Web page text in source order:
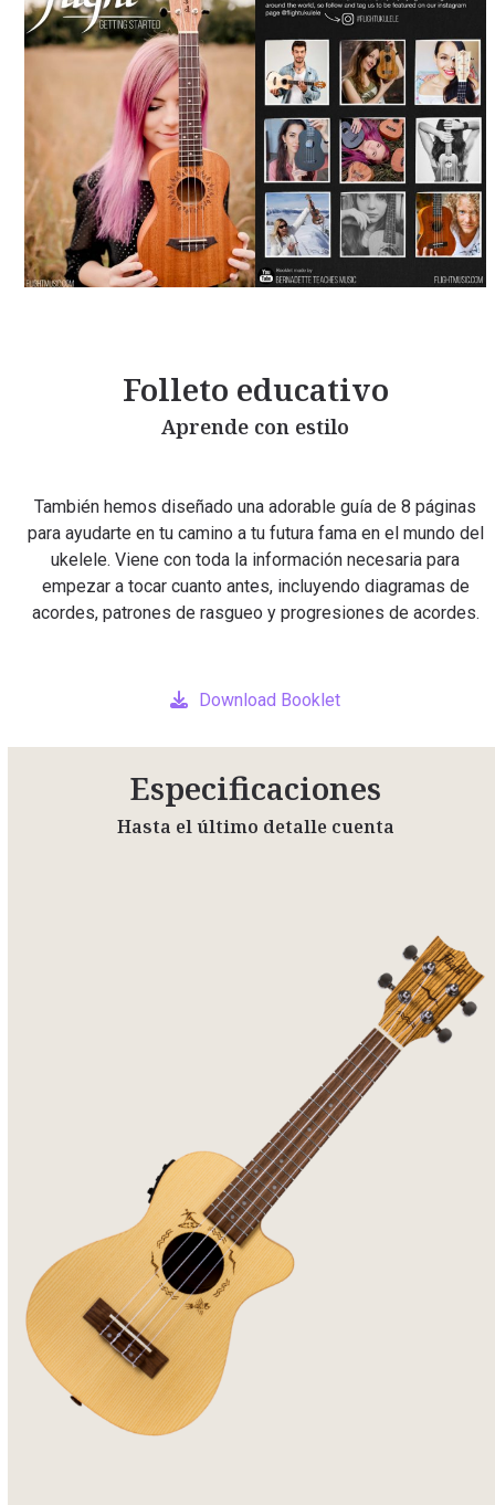
Folleto educativo
Aprende con estilo
También hemos diseñado una adorable guía de 8 páginas
para ayudarte en tu camino a tu futura fama en el mundo del
ukelele. Viene con toda la información necesaria para
empezar a tocar cuanto antes, incluyendo diagramas de
acordes, patrones de rasgueo y progresiones de acordes.
Download Booklet
Especificaciones
Hasta el último detalle cuenta